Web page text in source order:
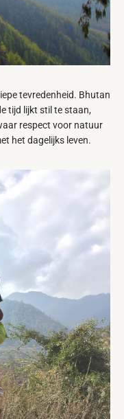
tevredenheid. Bhutan
tijd lijkt stil te staan,
respect voor natuur
het dagelijks leven.